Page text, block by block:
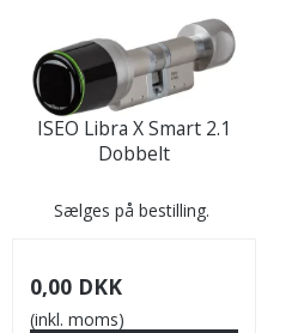
ISEO Libra X Smart 2.1
Dobbelt
Sælges på bestilling.
0,00 DKK
(inkl. moms)